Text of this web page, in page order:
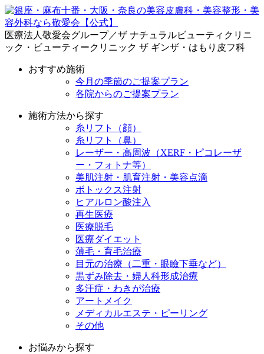
医療法人敬愛会グループ／ザ ナチュラルビューティクリニ
ック・ビューティークリニック ザ ギンザ・はもり皮フ科
おすすめ施術
今月の季節のご提案プラン
各院からのご提案プラン
施術方法から探す
糸リフト（顔）
糸リフト（鼻）
レーザー・高周波（XERF・ピコレーザ
ー・フォトナ等）
美肌注射・肌育注射・美容点滴
ボトックス注射
ヒアルロン酸注入
再生医療
医療脱毛
医療ダイエット
薄毛・育毛治療
目元の治療（二重・眼瞼下垂など）
黒ずみ除去・婦人科形成治療
多汗症・わきが治療
アートメイク
メディカルエステ・ピーリング
その他
お悩みから探す